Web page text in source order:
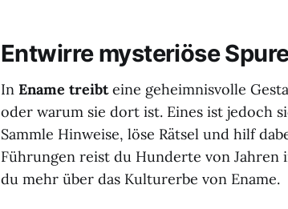
Entwirre mysteriöse
In Ename treibteine geheimnisvolle
oder warum sie dort ist. Eines ist jedoch
Sammle Hinweise, löse Rätsel und hilf
Führungen reist du Hunderte von
du mehr über das Kulturerbe von Ename.